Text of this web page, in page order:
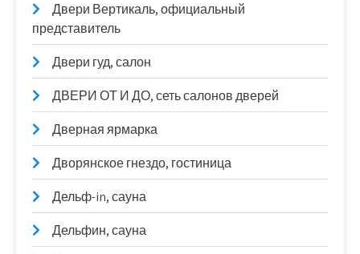
Двери Вертикаль, официальный
представитель
Двери гуд, салон
ДВЕРИ ОТ И ДО, сеть салонов дверей
Дверная ярмарка
Дворянское гнездо, гостиница
Дельф-in, сауна
Дельфин, сауна